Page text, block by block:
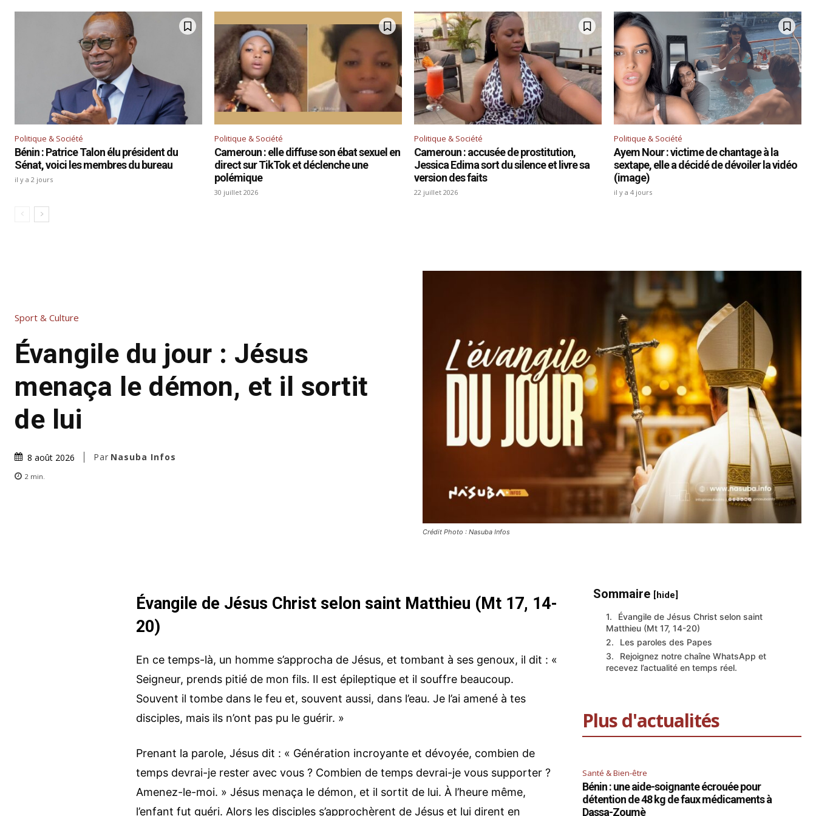
Politique & Société
Bénin : Patrice Talon élu président du
Sénat, voici les membres du bureau
il y a 2 jours
Politique & Société
Cameroun : elle diffuse son ébat sexuel en
direct sur TikTok et déclenche une
polémique
30 juillet 2026
Politique & Société
Cameroun : accusée de prostitution,
Jessica Edima sort du silence et livre sa
version des faits
22 juillet 2026
Politique & Société
Ayem Nour : victime de chantage à la
sextape, elle a décidé de dévoiler la vidéo
(image)
il y a 4 jours